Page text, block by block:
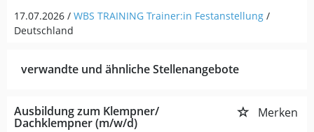
17.07.2026 / WBS TRAINING Trainer:in Festanstellung /
Deutschland
verwandte und ähnliche Stellenangebote
Ausbildung zum Klempner/
Dachklempner (m/w/d)
Merken